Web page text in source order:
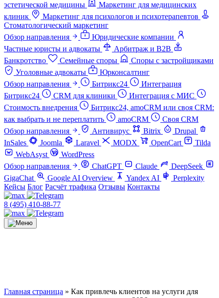
эстетической медицины
Маркетинг для медицинских
клиник
Маркетинг для психологов и психотерапевтов
Стоматологический маркетинг
Обзор направления
Юридические компании
Частные юристы и адвокаты
Арбитраж и B2B
Банкротство
Семейные споры
Споры с застройщиками
Уголовные адвокаты
Юрконсалтинг
Обзор направления
Битрикс24
Интеграция
Битрикс24
CRM для клиники
Интеграция с МИС
Стоимость внедрения
Битрикс24, amoCRM или своя CRM:
как выбрать и не переплатить
amoCRM
Своя CRM
Обзор направления
Антивирус Bitrix
Drupal
InSales
Joomla Laravel MODX OpenCart
Tilda
WebAsyst
WordPress
Обзор направления
ChatGPT Claude
DeepSeek
GigaChat
Google AI Overview Yandex AI
Perplexity
Кейсы Блог Расчёт трафика Отзывы Контакты
8 (495) 410-88-77
Главная страница » Как привлечь клиентов на услуги для